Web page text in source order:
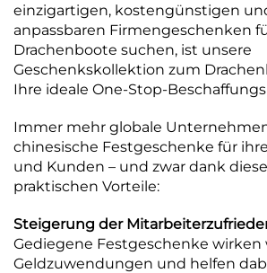
einzigartigen, kostengünstigen
anpassbaren Firmengeschenken
Drachenboote suchen, ist unsere
Geschenkskollektion zum
Ihre ideale One-Stop-
Immer mehr globale
chinesische Festgeschenke für
und Kunden – und zwar dank
praktischen Vorteile:
Steigerung der
Gediegene Festgeschenke wirken
Geldzuwendungen und helfen